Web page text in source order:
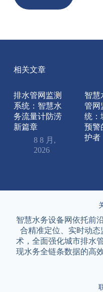
相关文章
排水管网监测
系统：智慧水
务流量计防涝
新篇章
8 8 月,
2026
智慧
管网
统：
预警
护者
智慧水务设备网依托前
合精准定位、实时动
术，全面强化城市排水
现水务全链条数据的高